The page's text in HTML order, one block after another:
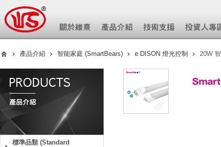
產品介紹 智能家庭 (SmartBears) e DISON 燈光控制 20W
標準品類 (Standard